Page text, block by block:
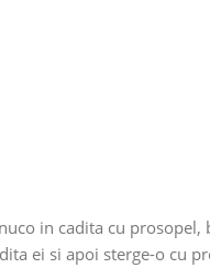
in cadita cu prosopel,
ei si apoi sterge-o cu